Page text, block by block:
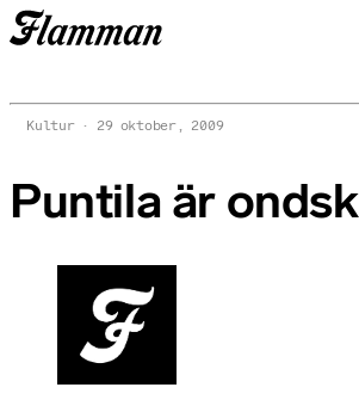
Kultur 29 oktober, 2009
Puntila är